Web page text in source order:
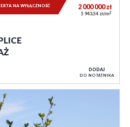
2 000 000zł
5 943,54 zł/m2
NA WYŁĄCZNOŚĆ
DODAJ
DO NOTATNIKA